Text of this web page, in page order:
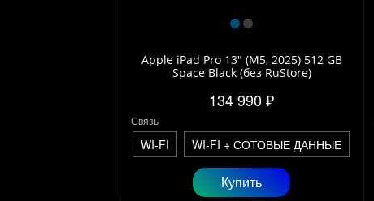
Apple iPad Pro 13" (M5, 2025) 512 GB
Space Black (без RuStore)
134 990 ₽
Связь
WI-FI WI-FI + СОТОВЫЕ ДАННЫЕ
Купить